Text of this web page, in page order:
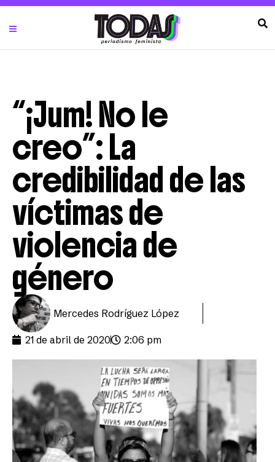
“¡Jum! No le
creo”: La
credibilidad de las
víctimas de
violencia de
género
Mercedes Rodríguez López
21 de abril de 2020 2:06 pm